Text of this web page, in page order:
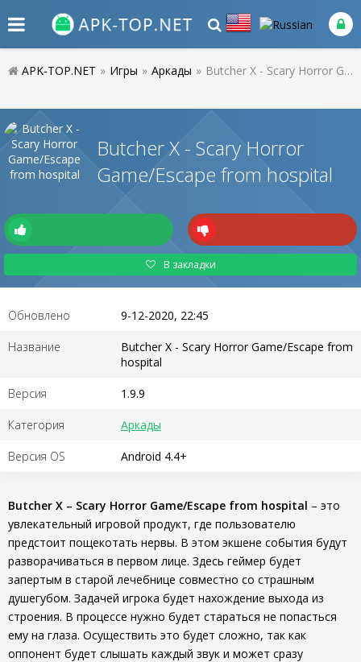
APK-TOP.NET » Игры » Аркады » Butcher X - Scary Horror Game/Escape from hospital
Butcher X - Scary Horror
Game/Escape from hospital
В закладки
Обновлено 9-12-2020, 22:45
Название
Butcher X - Scary Horror Game/Escape from
hospital
Версия 1.9.9
Категория Аркады
Версия OS Android 4.4+
Butcher X – Scary Horror Game/Escape from hospital – это
увлекательный игровой продукт, где пользователю
предстоит пощекотать нервы. В этом экшене события будут
разворачиваться в первом лице. Здесь геймер будет
запертым в старой лечебнице совместно со страшным
душегубом. Задачей игрока будет нахождение выхода из
строения. В процессе нужно будет стараться не попасться
ему на глаза. Осуществить это будет сложно, так как
оппонент будет слышать каждый звук и может сразу